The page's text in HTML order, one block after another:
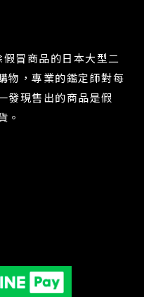
冒商品的日本大型二
物，專業的鑑定師對每
發現售出的商品是假
。